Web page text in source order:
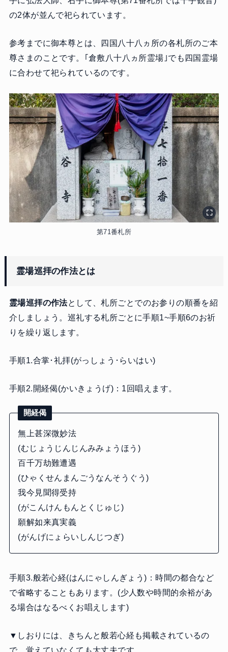
の2体が並んで祀られています。
参考までに御本尊とは、四国八十八ヵ所の各札所のご本
尊さまのことです。｢倉敷八十八ヵ所霊場｣でも四国霊場
に合わせて祀られているのです。
第71番札所
霊場巡拝の作法とは
霊場巡拝の作法として、札所ごとでのお参りの順番を紹
介しましょう。巡礼する札所ごとに手順1~手順6のお祈
りを繰り返します。
手順1.合掌･礼拝(がっしょう･らいはい)
手順2.開経偈(かいきょうげ)：1回唱えます。
開経偈
無上甚深微妙法
(むじょうじんじんみみょうほう)
百千万劫難遭遇
(ひゃくせんまんごうなんそうぐう)
我今見聞得受持
(がこんけんもんとくじゅじ)
願解如来真実義
(がんげにょらいしんじつぎ)
手順3.般若心経(はんにゃしんぎょう)：時間の都合など
で省略することもあります。(少人数や時間的余裕があ
る場合はなるべくお唱えします)
▼しおりには、きちんと般若心経も掲載されているの
で、覚えていなくても大丈夫です。